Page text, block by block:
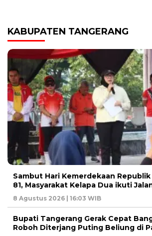
KABUPATEN TANGERANG
Sambut Hari Kemerdekaan
81, Masyarakat Kelapa Dua ikuti
8 Agustus 2026 | 16:03 WIB
Bupati Tangerang Gerak Cepat
Roboh Diterjang Puting Beliung di